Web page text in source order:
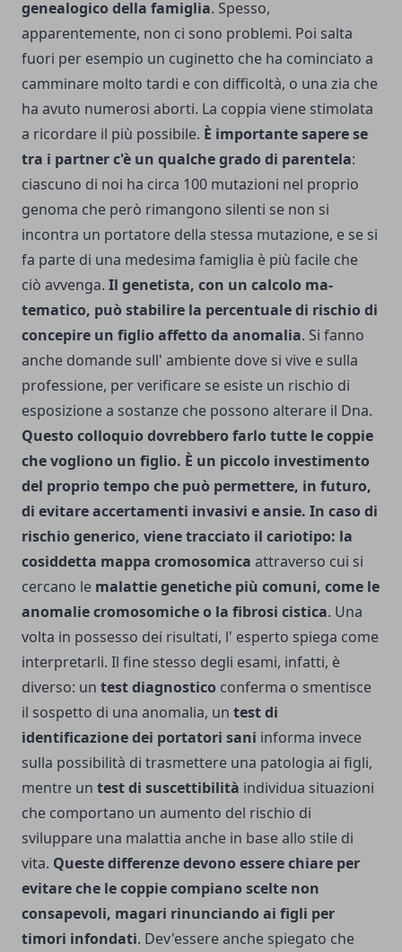
genealogico della famiglia. Spesso,
apparentemente, non ci sono problemi. Poi salta
fuori per esempio un cuginetto che ha cominciato a
camminare molto tardi e con difficoltà, o una zia che
ha avuto numerosi aborti. La coppia viene stimolata
a ricordare il più possibile. È importante sapere se
tra i partner c'è un qualche grado di parentela:
ciascuno di noi ha circa 100 mu­tazioni nel proprio
genoma che però rimangono silenti se non si
incontra un portatore della stessa mutazione, e se si
fa parte di una medesima famiglia è più facile che
ciò avvenga. Il genetista, con un calcolo ma­
tematico, può stabilire la percentuale di rischio di
concepire un figlio affetto da anomalia. Si fanno
anche domande sull' ambiente dove si vive e sulla
professione, per verificare se esiste un rischio di
esposizione a sostanze che possono alterare il Dna.
Questo colloquio dovrebbero farlo tut­te le coppie
che vogliono un figlio. È un piccolo investimento
del proprio tempo che può permettere, in futuro,
di evitare accertamenti invasivi e ansie. In caso di
rischio generico, viene tracciato il cariotipo: la
cosiddetta mappa cromosomica attraverso cui si
cer­cano le malattie genetiche più comuni, come le
anoma­lie cromosomiche o la fibrosi cistica. Una
volta in possesso dei risultati, l' esperto spiega come
interpretarli. Il fine stesso degli esami, infatti, è
diverso: un test diagnostico conferma o smentisce
il sospetto di una anomalia, un test di
identificazione dei portatori sani informa invece
sulla possibilità di trasmettere una pa­tologia ai figli,
mentre un test di suscettibilità individua situazioni
che comportano un aumento del rischio di
sviluppare una malattia anche in base allo stile di
vita. Queste differenze devono essere chiare per
evitare che le coppie compiano scelte non
consapevoli, magari rinunciando ai figli per
timori infondati. Dev'essere anche spiegato che